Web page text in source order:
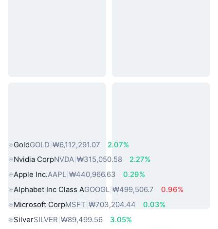
GoldGOLD ₩6,112,291.07
2.07%
Nvidia CorpNVDA ₩315,050.58
2.27%
Apple Inc.AAPL ₩440,966.63
0.29%
Alphabet Inc Class AGOOGL ₩499,506.7
0.96%
Microsoft CorpMSFT ₩703,204.44
0.03%
SilverSILVER ₩89,499.56
3.05%